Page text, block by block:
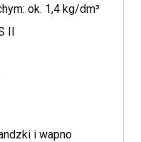
ok. 1,4 kg/dm³
II
i wapno